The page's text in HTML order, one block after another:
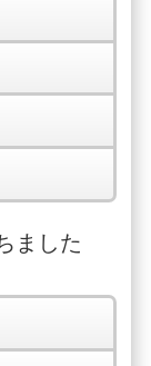
ました